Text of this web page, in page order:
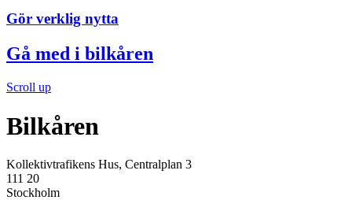
Gör verklig nytta
Gå med i bilkåren
Scroll up
Bilkåren
Kollektivtrafikens Hus, Centralplan 3
111 20
Stockholm